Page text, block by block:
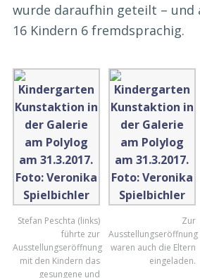
wurde daraufhin geteilt – und
16 Kindern 6 fremdsprachig.
Stefan Peschta (links)
führte zur
Ausstellungseröffnung
mit den Kindern das
gesungene und
Zur
Ausstellungseröffnung
waren auch die Eltern
eingeladen.